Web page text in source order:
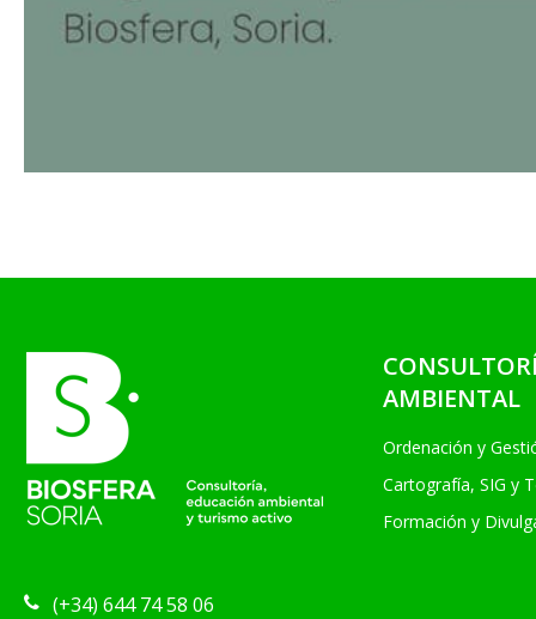
(+34) 644 74 58 06
AMBIENTAL
Ordenación y
Cartografía, SIG y
Formación y